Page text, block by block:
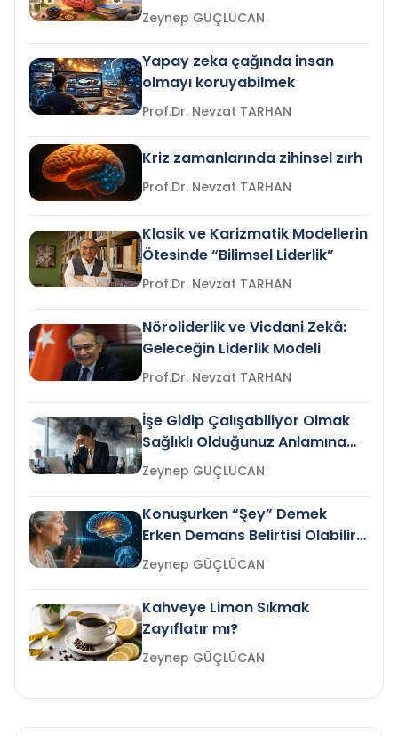
Zeynep GÜÇLÜCAN
Yapay zeka çağında insan
olmayı koruyabilmek
Prof.Dr. Nevzat TARHAN
Kriz zamanlarında zihinsel zırh
Prof.Dr. Nevzat TARHAN
Klasik ve Karizmatik Modellerin
Ötesinde “Bilimsel Liderlik”
Prof.Dr. Nevzat TARHAN
Nöroliderlik ve Vicdani Zekâ:
Geleceğin Liderlik Modeli
Prof.Dr. Nevzat TARHAN
İşe Gidip Çalışabiliyor Olmak
Sağlıklı Olduğunuz Anlamına
Gelir mi?Zeynep GÜÇLÜCAN
Konuşurken “Şey” Demek
Erken Demans Belirtisi Olabilir
mi?
Zeynep GÜÇLÜCAN
Kahveye Limon Sıkmak
Zayıflatır mı?
Zeynep GÜÇLÜCAN